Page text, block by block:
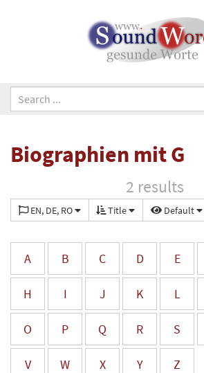
Biographien mit G
2 results
EN, DE, RO Title Default
A B C D E
H I J K L
O P Q R S
V W X Y Z